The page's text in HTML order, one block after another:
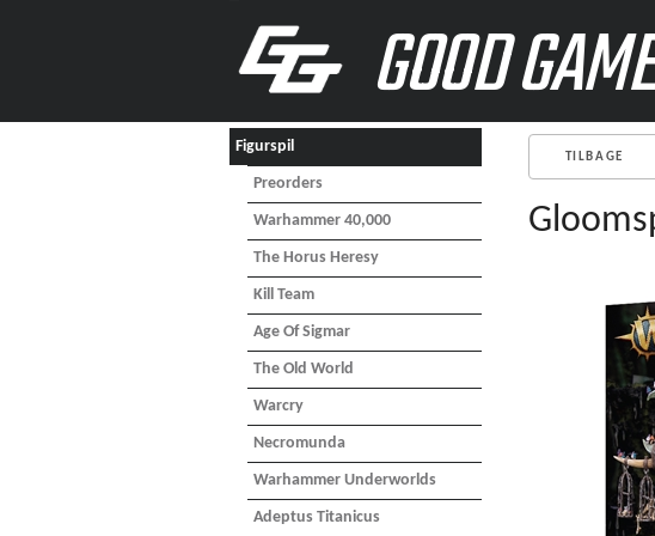
GOOD
Figurspil
Preorders
Warhammer 40,000
The Horus Heresy
Kill Team
Age Of Sigmar
The Old World
Warcry
Necromunda
Warhammer Underworlds
Adeptus Titanicus
TILBAGE